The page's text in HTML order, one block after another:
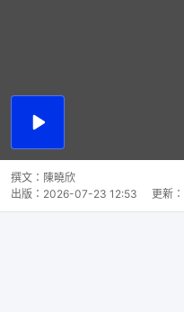
播
撰文： 陳曉欣
出版： 2026-07-23 12:53 更新：